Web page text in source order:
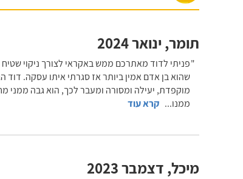
תומר,ינואר 2024
פניתי לדוד מאתרכם ממש באקראי לצורך ניקוי
שהוא בן אדם אמין ביותר אז סגרתי איתו עסקה. דוד
מוקפדת, יעילה ומסורה ומעבר לכך, הוא גבה ממני
ממנו... קרא עוד
מיכל, דצמבר 2023